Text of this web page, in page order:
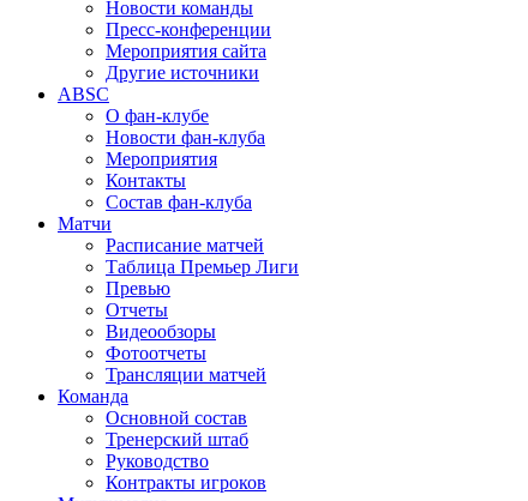
Новости команды
Пресс-конференции
Мероприятия сайта
Другие источники
ABSC
О фан-клубе
Новости фан-клуба
Мероприятия
Контакты
Состав фан-клуба
Матчи
Расписание матчей
Таблица Премьер Лиги
Превью
Отчеты
Видеообзоры
Фотоотчеты
Трансляции матчей
Команда
Основной состав
Тренерский штаб
Руководство
Контракты игроков